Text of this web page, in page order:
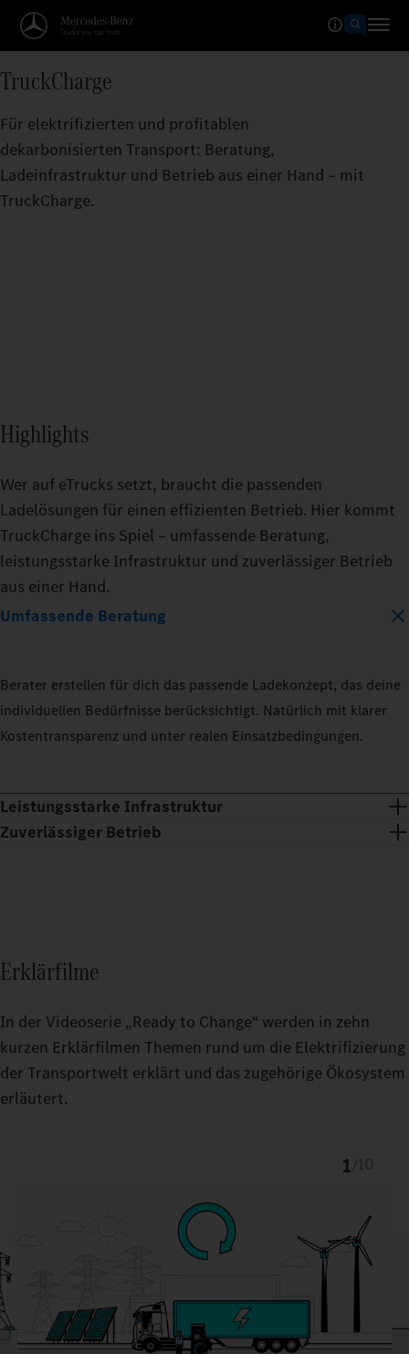
TruckCharge
Für elektrifizierten und profitablen
dekarbonisierten Transport: Beratung,
Ladeinfrastruktur und Betrieb aus einer Hand – mit
TruckCharge.
Highlights
Wer auf eTrucks setzt, braucht die passenden
Ladelösungen für einen effizienten Betrieb. Hier kommt
TruckCharge ins Spiel – umfassende Beratung,
leistungsstarke Infrastruktur und zuverlässiger Betrieb
aus einer Hand.
Umfassende Beratung
Berater erstellen für dich das passende Ladekonzept, das deine
individuellen Bedürfnisse berücksichtigt. Natürlich mit klarer
Kostentransparenz und unter realen Einsatzbedingungen.
Leistungsstarke Infrastruktur
Zuverlässiger Betrieb
(eMSP) über Daimler Truck Service Cards zur Hand.
Erklärfilme
In der Videoserie „Ready to Change“ werden in zehn
kurzen Erklärfilmen Themen rund um die Elektrifizierung
der Transportwelt erklärt und das zugehörige Ökosystem
erläutert.
1